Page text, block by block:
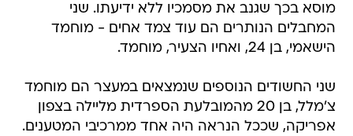
מוסא בכך שגנב את מסמכיו ללא ידיעתו. שני
המחבלים הנותרים הם עוד צמד אחים - מוחמד
הישאמי, בן 24, ואחיו הצעיר, מוחמד.
שני החשודים הנוספים שנמצאים במעצר הם מוחמד
צ'מלל, בן 20 מהמובלעת הספרדית מליילה בצפון
אפריקה, שככל הנראה היה אחד ממרכיבי המטענים.